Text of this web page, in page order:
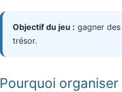
Objectif du jeu : gagner
trésor.
Pourquoi